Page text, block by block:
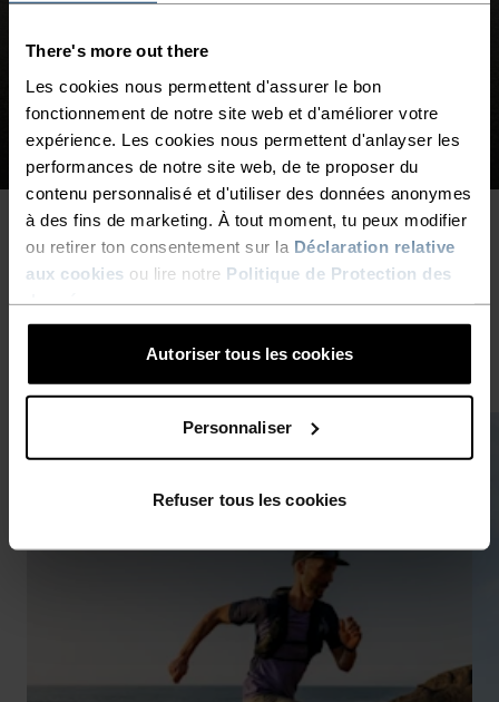
There's more out there
Les cookies nous permettent d'assurer le bon
fonctionnement de notre site web et d'améliorer votre
expérience. Les cookies nous permettent d'anlayser les
performances de notre site web, de te proposer du
contenu personnalisé et d'utiliser des données anonymes
à des fins de marketing. À tout moment, tu peux modifier
ou retirer ton consentement sur la Déclaration relative
aux cookies ou lire notre Politique de Protection des
Autoriser tous les cookies
Personnaliser
Refuser tous les cookies
rapidement.
FEMME HOMME
NOUVELLES PUBLICATIONS
Laisse-toi inspirer pour aller plus loin.